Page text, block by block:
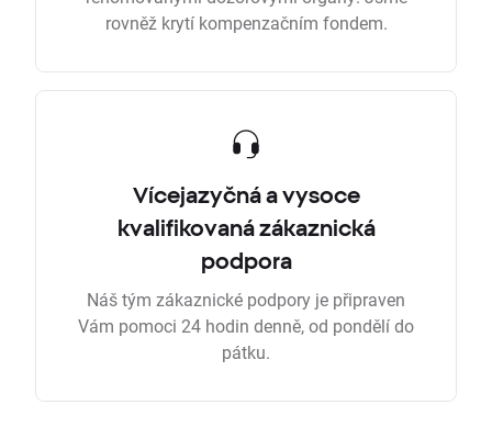
rovněž krytí kompenzačním fondem.
Vícejazyčná a vysoce
kvalifikovaná zákaznická
podpora
Náš tým zákaznické podpory je připraven
Vám pomoci 24 hodin denně, od pondělí do
pátku.